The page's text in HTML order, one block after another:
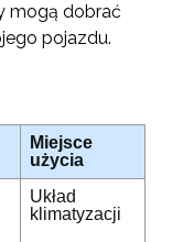
mogą dobrać
pojazdu.
Miejsce
użycia
Układ
klimatyzacji